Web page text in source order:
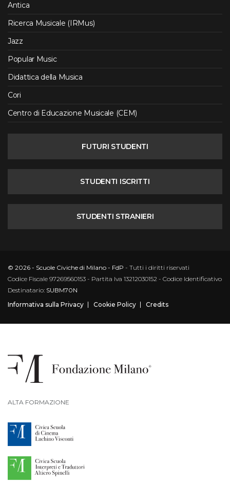
Antica
Ricerca Musicale (IRMus)
Jazz
Popular Music
Didattica della Musica
Cori
Centro di Educazione Musicale (CEM)
FUTURI STUDENTI
STUDENTI ISCRITTI
STUDENTI STRANIERI
© 2026 - Scuole Civiche di Milano - FdP - Tutti i diritti riservati
Codice Fiscale 97269560153 - Partita Iva 13212030152 - Codice Identificativo
Destinatario: SUBM70N
Informativa sulla Privacy
Cookie Policy Credits
ALTA FORMAZIONE